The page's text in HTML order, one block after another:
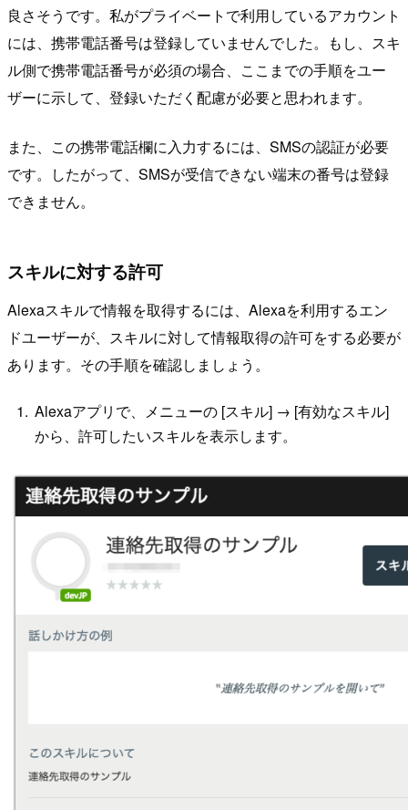
良さそうです。私がプライベートで利用しているアカウント
には、携帯電話番号は登録していませんでした。もし、スキ
ル側で携帯電話番号が必須の場合、ここまでの手順をユー
ザーに示して、登録いただく配慮が必要と思われます。
また、この携帯電話欄に入力するには、SMSの認証が必要
です。したがって、SMSが受信できない端末の番号は登録
できません。
スキルに対する許可
Alexaスキルで情報を取得するには、Alexaを利用するエン
ドユーザーが、スキルに対して情報取得の許可をする必要が
あります。その手順を確認しましょう。
Alexaアプリで、メニューの [スキル] → [有効なスキル]
から、許可したいスキルを表示します。